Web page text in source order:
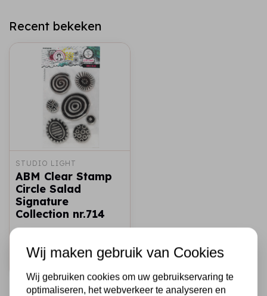
Recent bekeken
STUDIO LIGHT
ABM Clear Stamp
Circle Salad
Signature
Collection nr.714
Snel toevoegen
Wij maken gebruik van Cookies
Wij gebruiken cookies om uw gebruikservaring te
optimaliseren, het webverkeer te analyseren en